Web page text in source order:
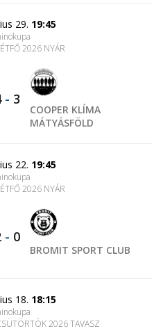
29. 19:45
2026 NYÁR
- 3
COOPER KLÍMA
MÁTYÁSFÖLD
22. 19:45
2026 NYÁR
- 0
BROMIT SPORT CLUB
18. 18:15
2026 TAVASZ